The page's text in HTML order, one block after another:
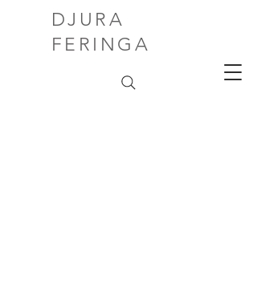
DJURA
FERINGA